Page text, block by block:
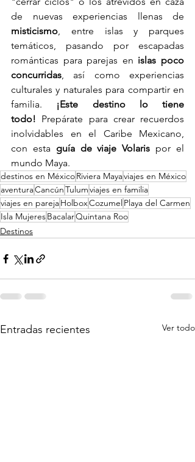
misticismo, entre islas y parques
temáticos, pasando por escapadas
románticas para parejas en islas poco
concurridas, así como experiencias
culturales y naturales para compartir en
familia. ¡Este destino lo tiene
todo! Prepárate para crear recuerdos
inolvidables en el Caribe Mexicano,
con esta guía de viaje Volaris por el
mundo Maya.
destinos en MéxicoRiviera Mayaviajes en México
aventuraCancúnTulumviajes en familia
viajes en parejaHolboxCozumelPlaya del Carmen
Isla MujeresBacalarQuintana Roo
Destinos
Entradas recientes Ver todo